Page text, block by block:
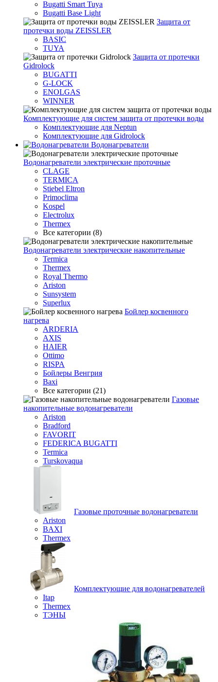
Bugatti Smart Tuya
Bugatti Base Light
Защита от
протечки воды ZEISSLER
BASIC
TUYA
Защита от протечки
Gidrolock
BUGATTI
G-LOCK
ENOLGAS
WINNER
Комплектующие для систем защита от протечки воды
Комплектующие для Neptun
Комплектующие для Gidrolock
Водонагреватели
Водонагреватeли электрические проточные
CLAGE
TERMICA
Stiebel Eltron
Primoclima
Kospel
Electrolux
Thermex
Все категории (8)
Водонагреватели электрические накопительные
Termica
Thermex
Royal Thermo
Ariston
Sunsystem
Superlux
Бойлер косвенного
нагрева
ARDERIA
AXIS
HAIER
Ottimo
RISPA
Бойлеры Венгрия
Baxi
Все категории (21)
Газовые
накопительные водонагреватели
Ariston
Bradford
FAVORIT
FEDERICA BUGATTI
Termica
Turskovaqua
Газовые проточные водонагреватели
Ariston
BAXI
Thermex
Комплектующие для водонагревателей
Itap
Thermex
ТЭНЫ